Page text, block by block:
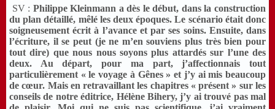
SV : Philippe Kleinmann a dès le début, dans la construction
du plan détaillé, mêlé les deux époques. Le scénario était donc
soigneusement écrit à l’avance et par ses soins. Ensuite, dans
l’écriture, il se peut (je ne m’en souviens plus très bien pour
tout dire) que nous nous soyons plus attardés sur l’une des
deux. Au départ, pour ma part, j’affectionnais tout
particulièrement « le voyage à Gênes » et j’y ai mis beaucoup
de cœur. Mais en retravaillant les chapitres « présent » sur les
conseils de notre éditrice, Hélène Bihery, j’y ai trouvé pas mal